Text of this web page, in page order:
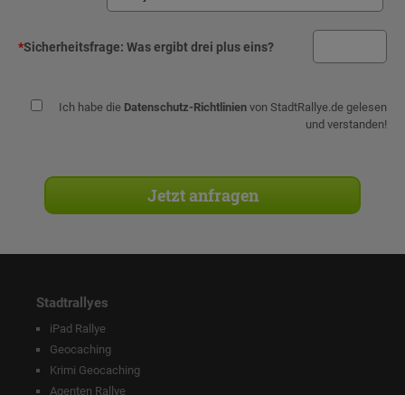
*Sicherheitsfrage: Was ergibt drei plus eins?
Ich habe die Datenschutz-Richtlinien von StadtRallye.de gelesen
und verstanden!
Stadtrallyes
iPad Rallye
Geocaching
Krimi Geocaching
Agenten Rallye